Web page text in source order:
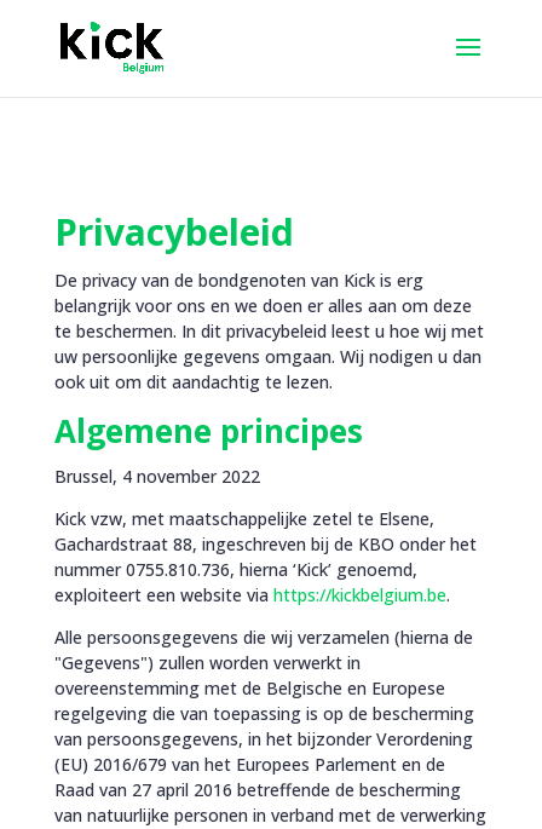
Privacybeleid
De privacy van de bondgenoten van Kick is erg
belangrijk voor ons en we doen er alles aan om deze
te beschermen. In dit privacybeleid leest u hoe wij met
uw persoonlijke gegevens omgaan. Wij nodigen u dan
ook uit om dit aandachtig te lezen.
Algemene principes
Brussel, 4 november 2022
Kick vzw, met maatschappelijke zetel te Elsene,
Gachardstraat 88, ingeschreven bij de KBO onder het
nummer 0755.810.736, hierna ‘Kick’ genoemd,
exploiteert een website via https://kickbelgium.be.
Alle persoonsgegevens die wij verzamelen (hierna de
"Gegevens") zullen worden verwerkt in
overeenstemming met de Belgische en Europese
regelgeving die van toepassing is op de bescherming
van persoonsgegevens, in het bijzonder Verordening
(EU) 2016/679 van het Europees Parlement en de
Raad van 27 april 2016 betreffende de bescherming
van natuurlijke personen in verband met de verwerking